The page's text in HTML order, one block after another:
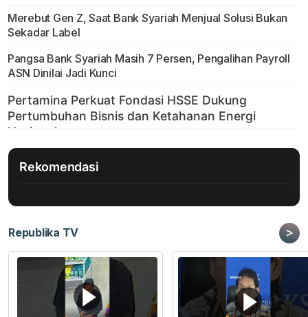
Merebut Gen Z, Saat Bank Syariah Menjual Solusi Bukan
Sekadar Label
Pangsa Bank Syariah Masih 7 Persen, Pengalihan Payroll
ASN Dinilai Jadi Kunci
Rekomendasi
Republika TV >